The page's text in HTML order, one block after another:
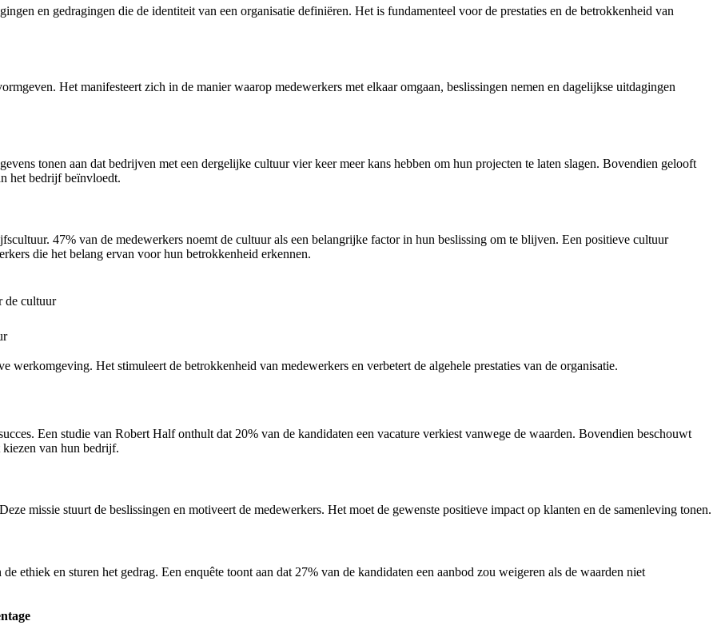
en gedragingen die de identiteit van een organisatie definiëren. Het is fundamenteel voor de prestaties en de betrokkenheid van
Het manifesteert zich in de manier waarop medewerkers met elkaar omgaan, beslissingen nemen en dagelijkse uitdagingen
tonen aan dat bedrijven met een dergelijke cultuur vier keer meer kans hebben om hun projecten te laten slagen. Bovendien gelooft
het bedrijf beïnvloedt.
47% van de medewerkers noemt de cultuur als een belangrijke factor in hun beslissing om te blijven. Een positieve cultuur
die het belang ervan voor hun betrokkenheid erkennen.
de cultuur
werkomgeving. Het stimuleert de betrokkenheid van medewerkers en verbetert de algehele prestaties van de organisatie.
Een studie van Robert Half onthult dat 20% van de kandidaten een vacature verkiest vanwege de waarden. Bovendien beschouwt
van hun bedrijf.
missie stuurt de beslissingen en motiveert de medewerkers. Het moet de gewenste positieve impact op klanten en de samenleving tonen.
ethiek en sturen het gedrag. Een enquête toont aan dat 27% van de kandidaten een aanbod zou weigeren als de waarden niet